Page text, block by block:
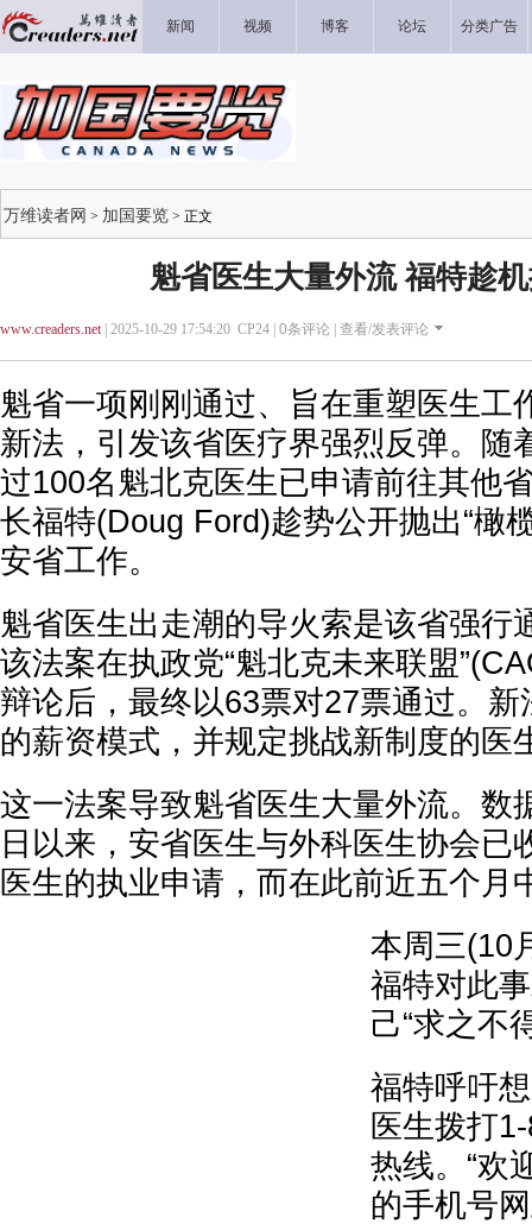
新闻 视频 博客 论坛 分类广告
万维读者网 > 加国要览 > 正文
魁省医生大量外流 福特趁
www.creaders.net| 2025-10-29 17:54:20 CP24 | 0条评论 | 查看/发表评论
魁省一项刚刚通过、旨在重塑医生工
新法，引发该省医疗界强烈反弹。随
过100名魁北克医生已申请前往其他
长福特(Doug Ford)趁势公开抛出“橄
安省工作。
魁省医生出走潮的导火索是该省强行
该法案在执政党“魁北克未来联盟
辩论后，最终以63票对27票通过。
的薪资模式，并规定挑战新制度的医
这一法案导致魁省医生大量外流。数
日以来，安省医生与外科医生协会已
医生的执业申请，而在此前近五个月
本周三(10
福特对此
己“求之不
福特呼吁
医生拨打
热线。“欢
的手机号